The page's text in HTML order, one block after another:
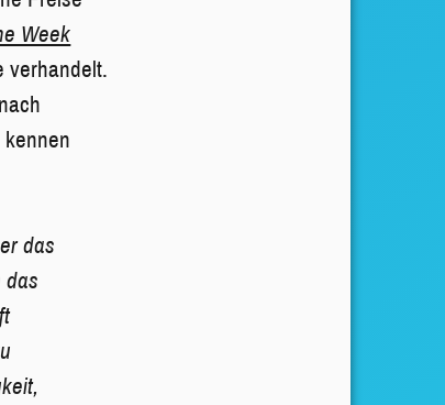
Week
verhandelt.
das
das